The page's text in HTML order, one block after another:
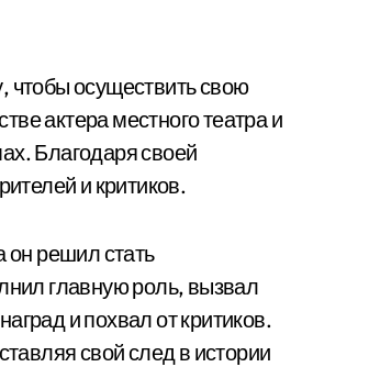
чтобы осуществить свою
актера местного театра и
Благодаря своей
и критиков.
он решил стать
главную роль, вызвал
и похвал от критиков.
свой след в истории